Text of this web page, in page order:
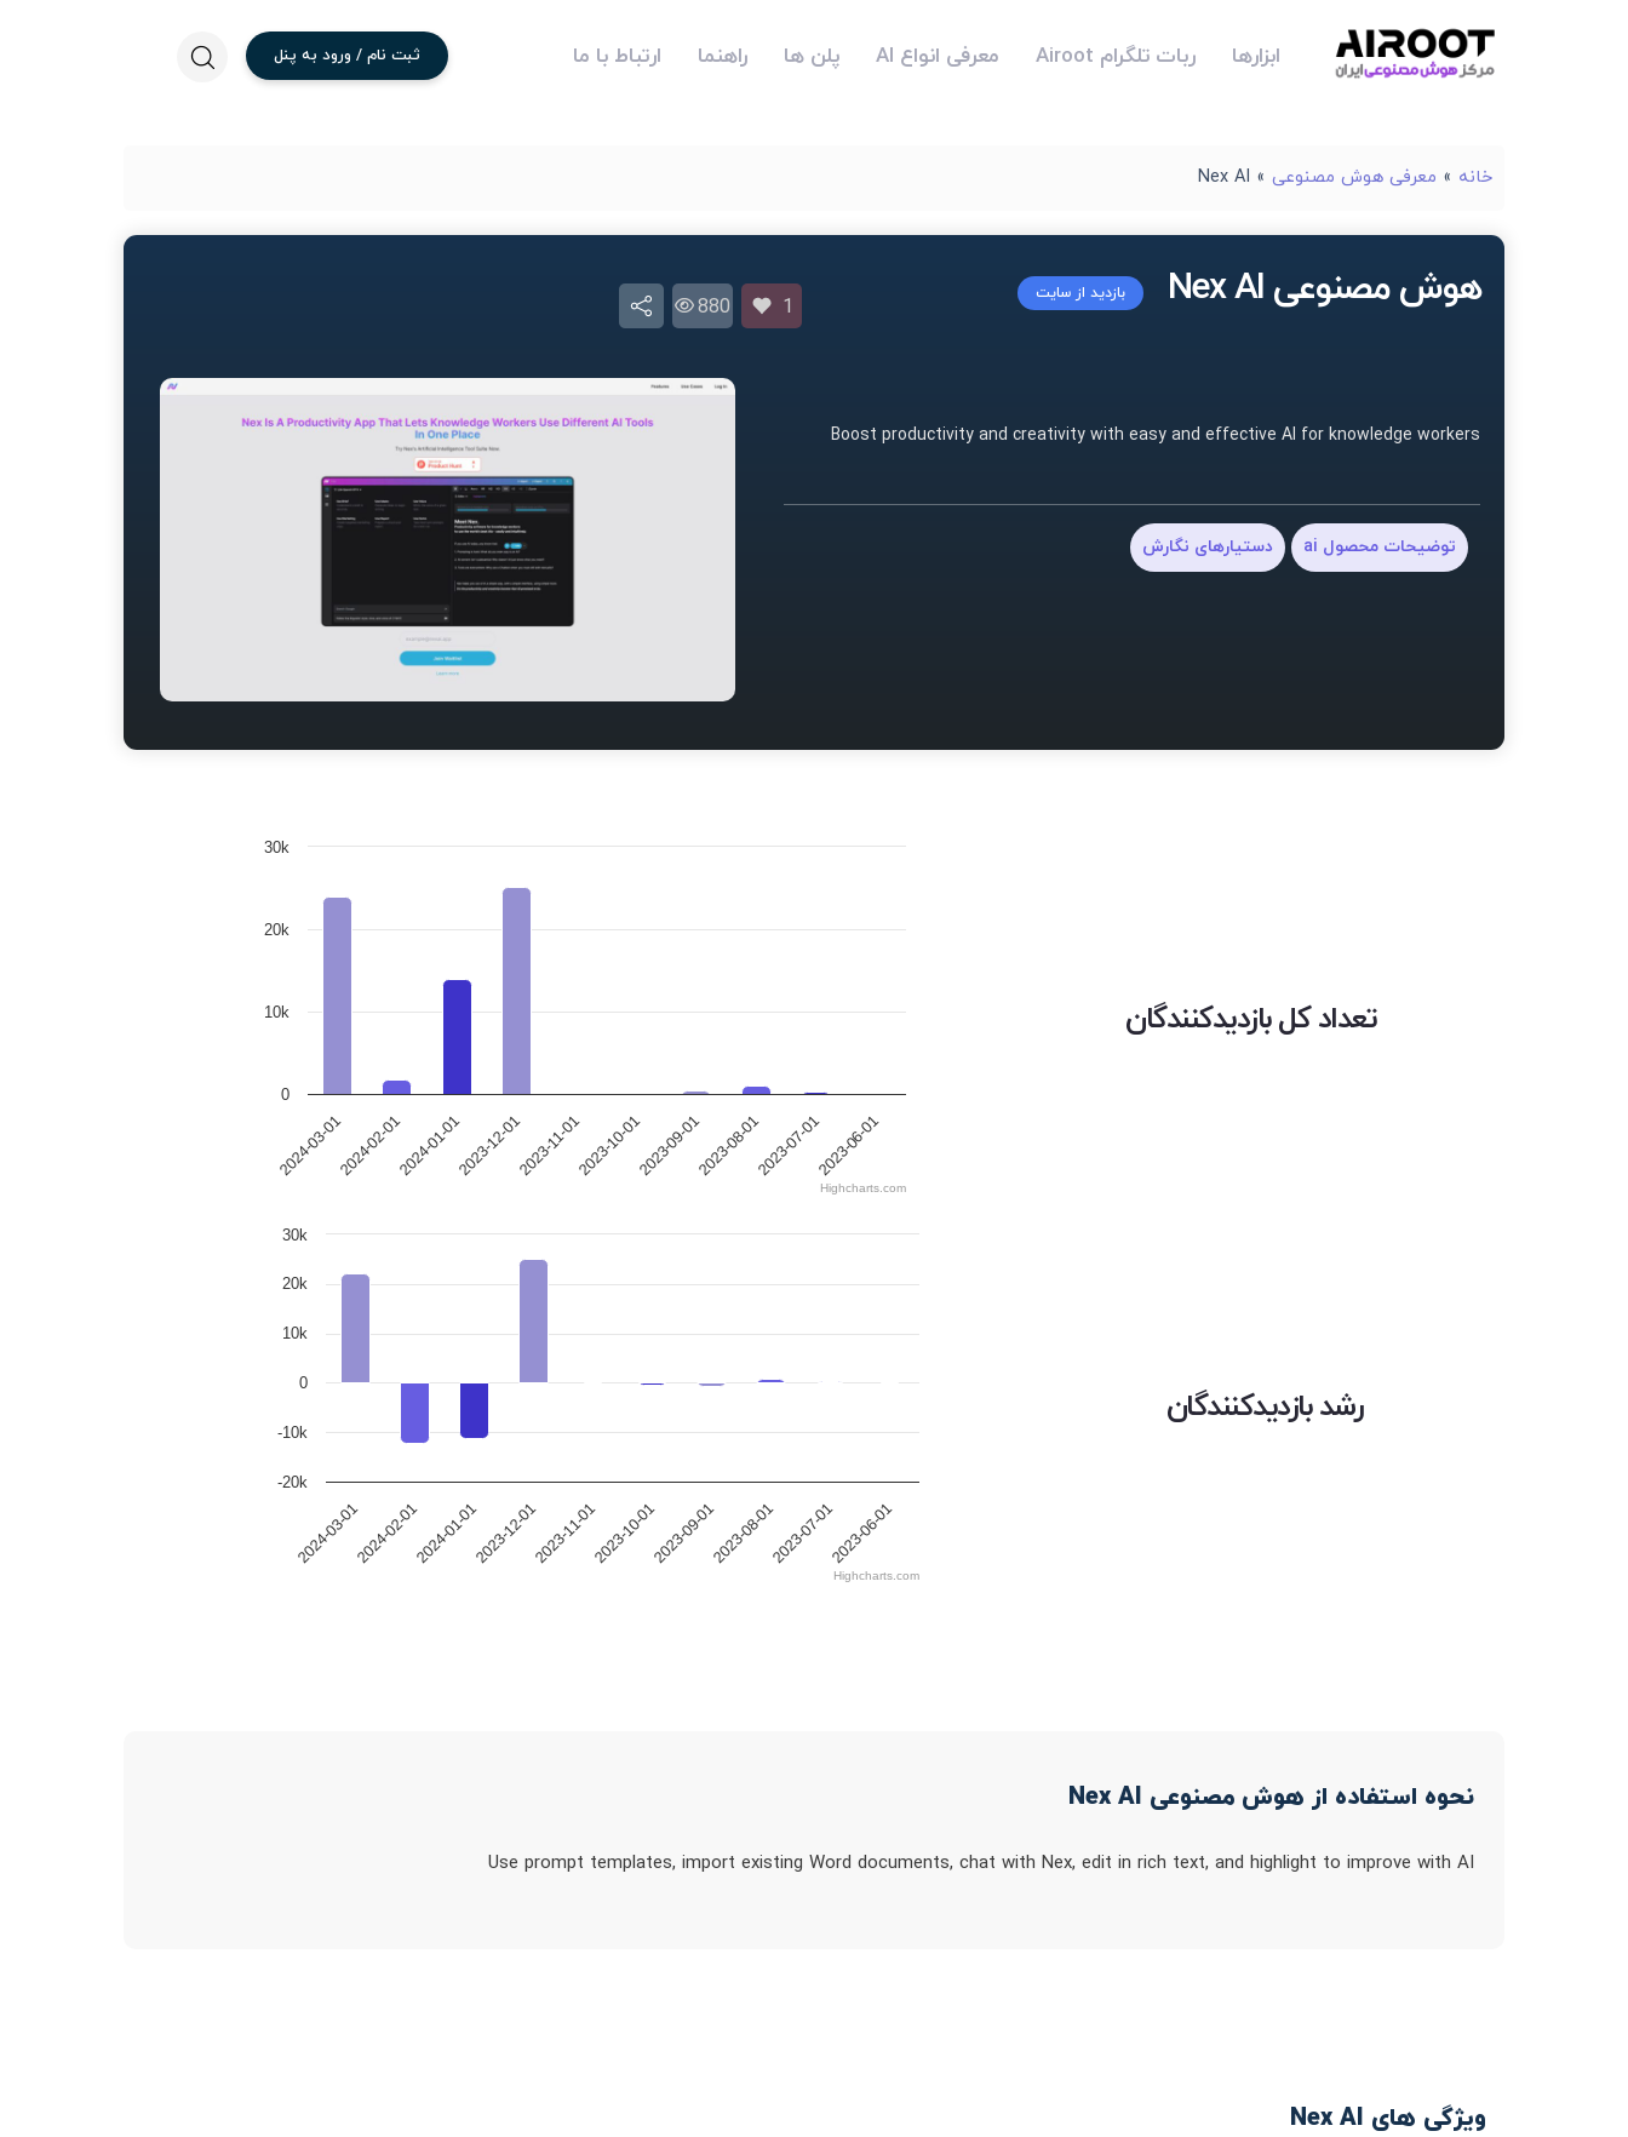
ابزارها ربات تلگرام Airoot معرفی انواع AI پلن ها راهنما ارتباط با ما ثبت نام / ورود به پنل
خانه » معرفی هوش مصنوعی »
Nex AI
هوش مصنوعی Nex AI بازدید از سایت
1
880
Boost productivity and creativity with easy and effective AI for knowledge workers
توضیحات محصول ai دستیارهای نگارش
تعداد کل بازدیدکنندگان
2024-03-012024-02-012024-01-012023-12-012023-11-012023-10-012023-09-012023-08-012023-07-012023-06-01
0
10k
20k
30k
Highcharts.com
رشد بازدیدکنندگان
2024-03-012024-02-012024-01-012023-12-012023-11-012023-10-012023-09-012023-08-012023-07-012023-06-01
-20k
-10k
0
10k
20k
30k
Highcharts.com
نحوه استفاده از هوش مصنوعی Nex AI
Use prompt templates, import existing Word documents, chat with Nex, edit in rich text, and highlight to improve with AI
ویژگی های Nex AI